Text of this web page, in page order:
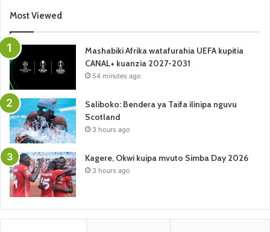
Most Viewed
Mashabiki Afrika watafurahia UEFA kupitia
CANAL+ kuanzia 2027-2031
54 minutes ago
Saliboko: Bendera ya Taifa ilinipa nguvu
Scotland
3 hours ago
Kagere, Okwi kuipa mvuto Simba Day 2026
3 hours ago